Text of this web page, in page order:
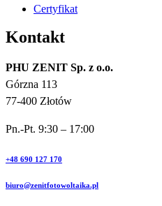
Certyfikat
Kontakt
PHU ZENIT Sp. z o.o.
Górzna 113
77-400 Złotów
Pn.-Pt. 9:30 – 17:00
+48 690 127 170
biuro@zenitfotowoltaika.pl